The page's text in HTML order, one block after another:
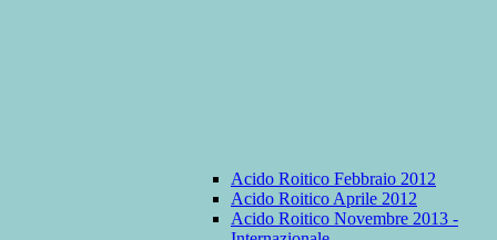
Acido Roitico Febbraio 2012
Acido Roitico Aprile 2012
Acido Roitico Novembre 2013 -